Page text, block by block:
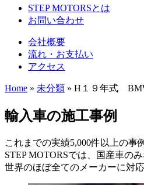
STEP MOTORSとは
お問い合わせ
会社概要
流れ・お支払い
アクセス
Home » 未分類 » H１９年式
輸入車の施工事例
これまでの実績5,000件以上の事
STEP MOTORSでは、国産車の
世界のほぼ全てのメーカーに対